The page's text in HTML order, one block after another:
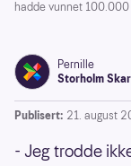
hadde vunnet 100.000
Pernille
Storholm
Publisert: 21. august
- Jeg trodde